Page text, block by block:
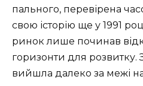
пального, перевірена
свою історію ще у 1991
ринок лише починав
горизонти для розвитку.
вийшла далеко за межі